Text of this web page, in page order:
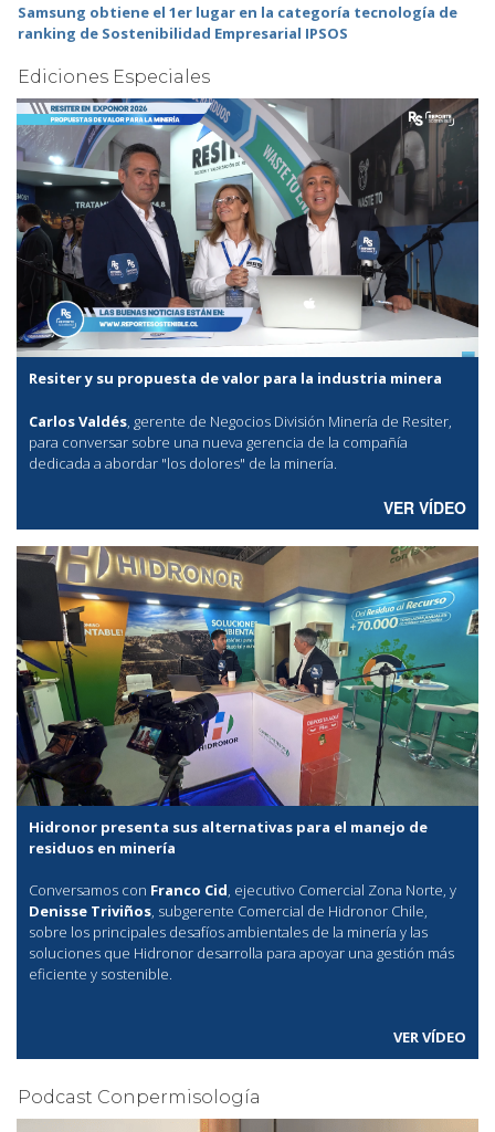
Samsung obtiene el 1er lugar en la categoría tecnología de
ranking de Sostenibilidad Empresarial IPSOS
Ediciones Especiales
Resiter y su propuesta de valor para la industria minera
Carlos Valdés, gerente de Negocios División Minería de Resiter,
para conversar sobre una nueva gerencia de la compañía
dedicada a abordar "los dolores" de la minería.
VER VÍDEO
Hidronor presenta sus alternativas para el manejo de
residuos en minería
Conversamos con Franco Cid, ejecutivo Comercial Zona Norte, y
Denisse Triviños, subgerente Comercial de Hidronor Chile,
sobre los principales desafíos ambientales de la minería y las
soluciones que Hidronor desarrolla para apoyar una gestión más
eficiente y sostenible.
VER VÍDEO
Podcast Conpermisología